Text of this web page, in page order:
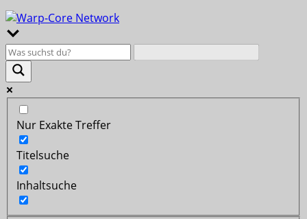
Nur Exakte Treffer
Titelsuche
Inhaltsuche